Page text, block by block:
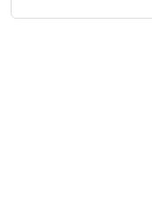
述）：土地总面积：
昆塔尔中学、圣米格
快速通道、2 个免费